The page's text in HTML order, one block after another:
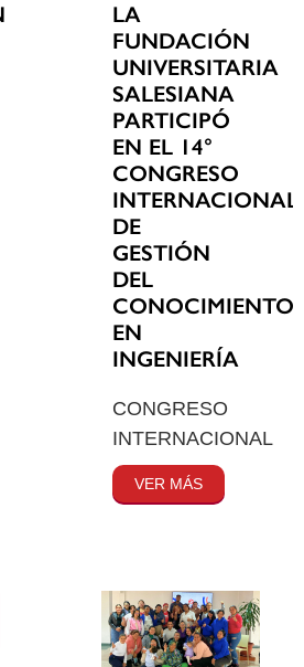
LA
FUNDACIÓN
UNIVERSITARIA
SALESIANA
PARTICIPÓ
EN EL 14°
CONGRESO
INTERNACIONAL
DE
GESTIÓN
DEL
CONOCIMIENTO
EN
INGENIERÍA
CONGRESO
INTERNACIONAL
VER MÁS